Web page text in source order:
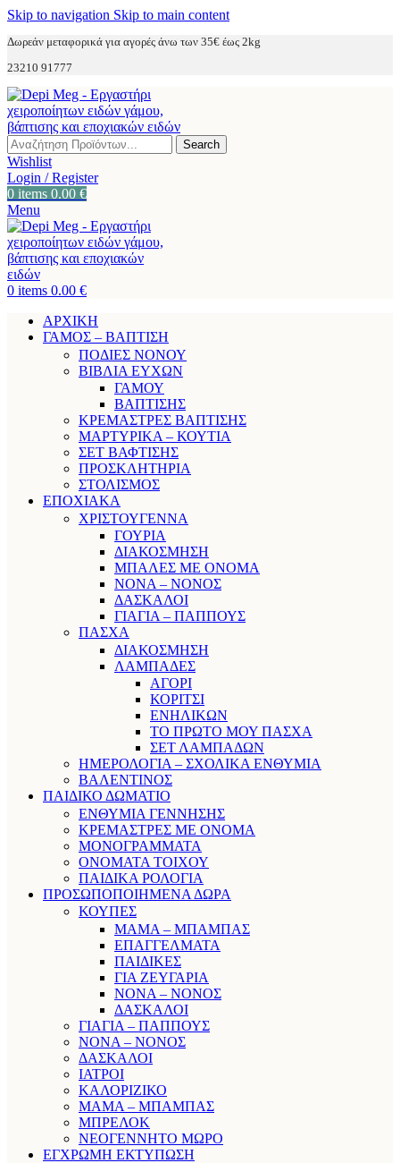
Skip to navigation Skip to main content
Δωρεάν μεταφορικά για αγορές άνω των 35€ έως 2kg
23210 91777
Search
Wishlist
Login / Register
0 items 0.00 €
Menu
0 items 0.00 €
ΑΡΧΙΚΗ
ΓΑΜΟΣ – ΒΑΠΤΙΣΗ
ΠΟΔΙΕΣ ΝΟΝΟΥ
ΒΙΒΛΙΑ ΕΥΧΩΝ
ΓΑΜΟΥ
ΒΑΠΤΙΣΗΣ
ΚΡΕΜΑΣΤΡΕΣ ΒΑΠΤΙΣΗΣ
ΜΑΡΤΥΡΙΚΑ – ΚΟΥΤΙΑ
ΣΕΤ ΒΑΦΤΙΣΗΣ
ΠΡΟΣΚΛΗΤΗΡΙΑ
ΣΤΟΛΙΣΜΟΣ
ΕΠΟΧΙΑΚΑ
ΧΡΙΣΤΟΥΓΕΝΝΑ
ΓΟΥΡΙΑ
ΔΙΑΚΟΣΜΗΣΗ
ΜΠΑΛΕΣ ΜΕ ΟΝΟΜΑ
ΝΟΝΑ – ΝΟΝΟΣ
ΔΑΣΚΑΛΟΙ
ΓΙΑΓΙΑ – ΠΑΠΠΟΥΣ
ΠΑΣΧΑ
ΔΙΑΚΟΣΜΗΣΗ
ΛΑΜΠΑΔΕΣ
ΑΓΟΡΙ
ΚΟΡΙΤΣΙ
ΕΝΗΛΙΚΩΝ
ΤΟ ΠΡΩΤΟ ΜΟΥ ΠΑΣΧΑ
ΣΕΤ ΛΑΜΠΑΔΩΝ
ΗΜΕΡΟΛΟΓΙΑ – ΣΧΟΛΙΚΑ ΕΝΘΥΜΙΑ
ΒΑΛΕΝΤΙΝΟΣ
ΠΑΙΔΙΚΟ ΔΩΜΑΤΙΟ
ΕΝΘΥΜΙΑ ΓΕΝΝΗΣΗΣ
ΚΡΕΜΑΣΤΡΕΣ ΜΕ ΟΝΟΜΑ
ΜΟΝΟΓΡΑΜΜΑΤΑ
ΟΝΟΜΑΤΑ ΤΟΙΧΟΥ
ΠΑΙΔΙΚΑ ΡΟΛΟΓΙΑ
ΠΡΟΣΩΠΟΠΟΙΗΜΕΝΑ ΔΩΡΑ
ΚΟΥΠΕΣ
ΜΑΜΑ – ΜΠΑΜΠΑΣ
ΕΠΑΓΓΕΛΜΑΤΑ
ΠΑΙΔΙΚΕΣ
ΓΙΑ ΖΕΥΓΑΡΙΑ
ΝΟΝΑ – ΝΟΝΟΣ
ΔΑΣΚΑΛΟΙ
ΓΙΑΓΙΑ – ΠΑΠΠΟΥΣ
ΝΟΝΑ – ΝΟΝΟΣ
ΔΑΣΚΑΛΟΙ
ΙΑΤΡΟΙ
ΚΑΛΟΡΙΖΙΚΟ
ΜΑΜΑ – ΜΠΑΜΠΑΣ
ΜΠΡΕΛΟΚ
ΝΕΟΓΕΝΝΗΤΟ ΜΩΡΟ
ΕΓΧΡΩΜΗ ΕΚΤΥΠΩΣΗ